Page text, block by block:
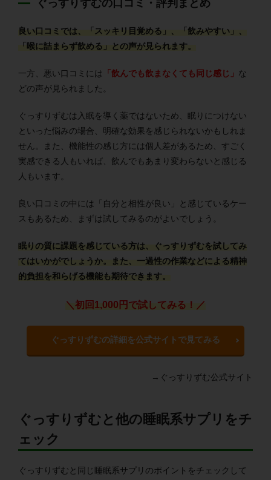
ぐっすりずむの口コミ・評判まとめ
良い口コミでは、「スッキリ目覚める」、「飲みやすい」、
「喉に詰まらず飲める」との声が見られます。
一方、悪い口コミには 「飲んでも飲まなくても同じ感じ」 な
どの声が見られました。
ぐっすりずむは入眠を導く薬ではないため、眠りにつけない
といった悩みの場合、明確な効果を感じられないかもしれま
せん。また、機能性の感じ方には個人差があるため、すごく
実感できる人もいれば、飲んでもあまり変わらないと感じる
人もいます。
良い口コミの中には「自分と相性が良い」と感じているケー
スもあるため、まずは試してみるのがよいでしょう。
眠りの質に課題を感じている方は、ぐっすりずむを試してみ
てはいかがでしょうか。また、一過性の作業などによる精神
的負担を和らげる機能も期待できます。
＼初回1,000円で試してみる！／
ぐっすりずむの詳細を公式サイトで見てみる
→ぐっすりずむ公式サイト
ぐっすりずむと他の睡眠系サプリをチ
ェック
ぐっすりずむと同じ睡眠系サプリのポイントをチェックして